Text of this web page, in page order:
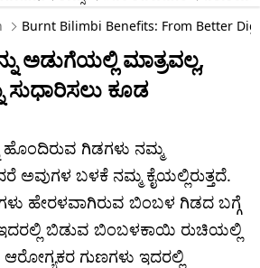
Burnt Bilimbi Benefits: From Better
ಅಡುಗೆಯಲ್ಲಿ ಮಾತ್ರವಲ್ಲ,
ಕೂಡ
ಗಿಡಗಳು ನಮ್ಮ
ಅವುಗಳ ಬಳಕೆ ನಮ್ಮ ಕೈಯಲ್ಲಿರುತ್ತದೆ.
ಹೇರಳವಾಗಿರುವ ಬಿಂಬಳ ಗಿಡದ ಬಗ್ಗೆ
ಇದರಲ್ಲಿ ಬಿಡುವ ಬಿಂಬಳಕಾಯಿ ರುಚಿಯಲ್ಲಿ
ಗುಣಗಳು ಇದರಲ್ಲಿ